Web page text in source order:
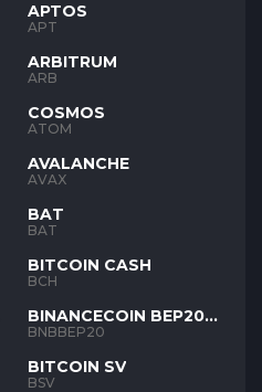
APTOS
APT
ARBITRUM
ARB
COSMOS
ATOM
AVALANCHE
AVAX
BAT
BAT
BITCOIN CASH
BCH
BINANCECOIN BEP20
BNB
BNBBEP20
BITCOIN SV
BSV